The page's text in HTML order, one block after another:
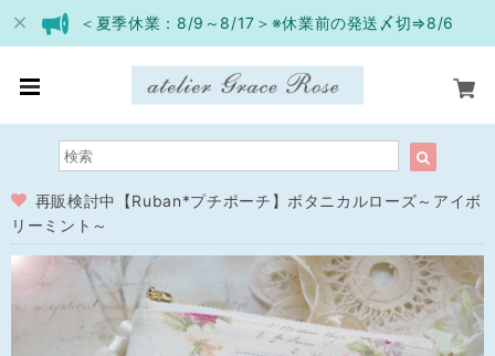
＜夏季休業：8/9～8/17＞※休業前の発送〆切⇒8/6
再販検討中【Ruban*プチポーチ】ボタニカルローズ～アイボ
リーミント～